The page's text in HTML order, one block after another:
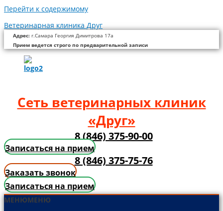
Перейти к содержимому
Ветеринарная клиника Друг
Адрес: г.Самара Георгия Димитрова 17а
Прием ведется строго по предварительной записи
Сеть ветеринарных клиник
«Друг»
8 (846) 375-90-00
Записаться на прием
8 (846) 375-75-76
Заказать звонок
Записаться на прием
МЕНЮМЕНЮ